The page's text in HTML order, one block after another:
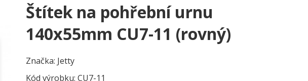
Štítek na pohřební urnu
140x55mm CU7-11 (rovný)
Značka: Jetty
Kód výrobku: CU7-11